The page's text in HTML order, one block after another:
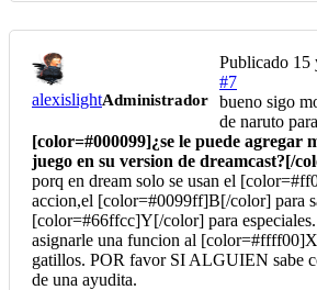
alexislightAdministrador
Publicado 15
#7
bueno sigo
de naruto
[color=#000099]¿se le puede agregar
juego en su version de dreamcast?[/
porq en dream solo se usan el
accion,el [color=#0099ff]B[/color] para
[color=#66ffcc]Y[/color] para
asignarle una funcion al
gatillos. POR favor SI ALGUIEN sabe
de una ayudita.